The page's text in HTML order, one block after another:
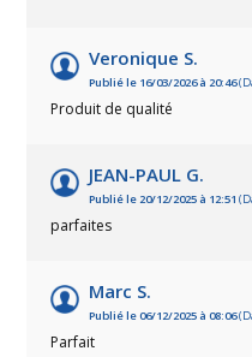
Veronique S.
Publié le 16/03/2026 à 20:46
Produit de qualité
JEAN-PAUL G.
Publié le 20/12/2025 à 12:51
parfaites
Marc S.
Publié le 06/12/2025 à 08:06
Parfait